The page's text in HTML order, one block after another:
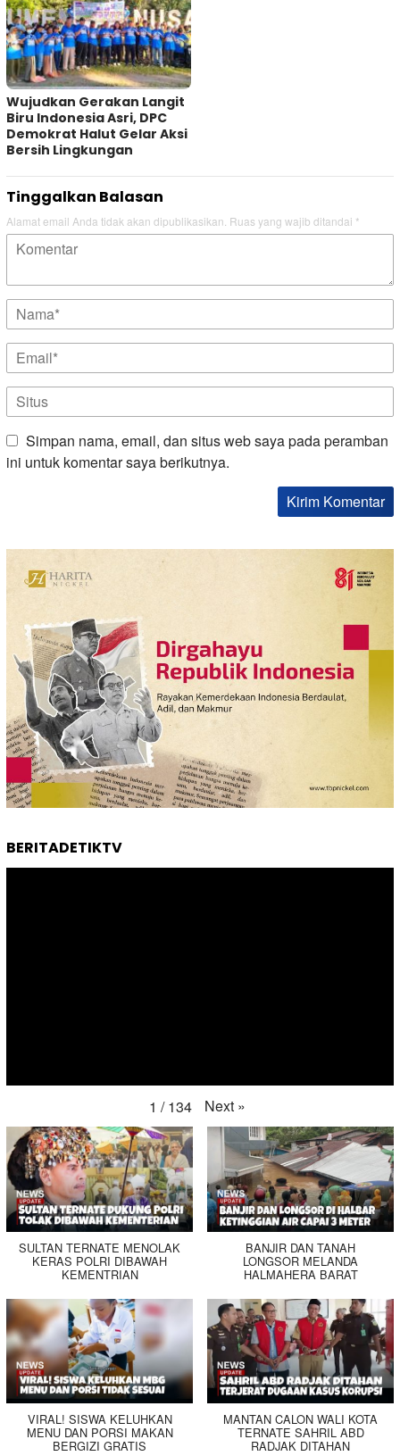
Wujudkan Gerakan Langit
Biru Indonesia Asri, DPC
Demokrat Halut Gelar Aksi
Bersih Lingkungan
Tinggalkan Balasan
Alamat email Anda tidak akan dipublikasikan. Ruas yang wajib ditandai *
Simpan nama, email, dan situs web saya pada peramban
ini untuk komentar saya berikutnya.
BERITADETIKTV
1 / 134 Next »
SULTAN TERNATE MENOLAK
KERAS POLRI DIBAWAH
KEMENTRIAN
BANJIR DAN TANAH
LONGSOR MELANDA
HALMAHERA BARAT
VIRAL! SISWA KELUHKAN
MENU DAN PORSI MAKAN
BERGIZI GRATIS
MANTAN CALON WALI KOTA
TERNATE SAHRIL ABD
RADJAK DITAHAN